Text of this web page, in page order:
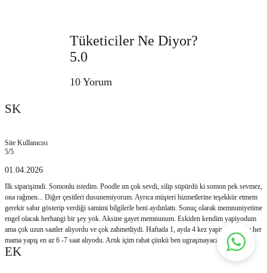
Tüketiciler Ne Diyor?
5.0
10 Yorum
SK
Site Kullanıcısı
5/5
01.04.2026
Ilk siparişimdi. Somonlu istedim. Poodle ım çok sevdi, silip süpürdü ki somon pek sevmez,
ona rağmen... Diğer çesitleri dusunemiyorum. Ayrıca müşteri hizmetlerine teşekkür etmem
gerekir sabır gösterip verdiği samimi bilgilerle beni aydınlattı. Sonuç olarak memnuniyetime
engel olacak herhangi bir şey yok. Aksine gayet memnunum. Eskiden kendim yapiyodum
ama çok uzun saatler alıyordu ve çok zahmetliydi. Haftada 1, ayda 4 kez yapiyordum ve her
mama yapış en az 6 -7 saat alıyodu. Artık içim rahat çünkü ben ugraşmayacagım :)
EK